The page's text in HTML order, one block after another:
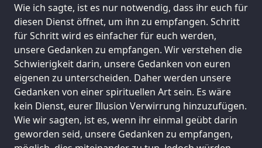
Wie ich sagte, ist es nur notwendig, dass ihr euch für
diesen Dienst öffnet, um ihn zu empfangen. Schritt
für Schritt wird es einfacher für euch werden,
unsere Gedanken zu empfangen. Wir verstehen die
Schwierigkeit darin, unsere Gedanken von euren
eigenen zu unterscheiden. Daher werden unsere
Gedanken von einer spirituellen Art sein. Es wäre
kein Dienst, eurer Illusion Verwirrung hinzuzufügen.
Wie wir sagten, ist es, wenn ihr einmal geübt darin
geworden seid, unsere Gedanken zu empfangen,